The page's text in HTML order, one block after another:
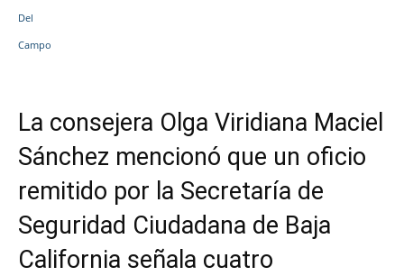
La consejera Olga Viridiana Maciel
Sánchez mencionó que un oficio
remitido por la Secretaría de
Seguridad Ciudadana de Baja
California señala cuatro